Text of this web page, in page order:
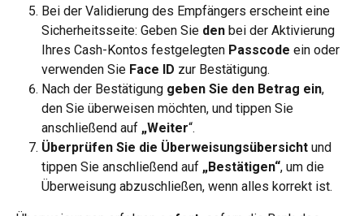
Bei der Validierung des Empfängers erscheint eine
Sicherheitsseite: Geben Sie den bei der Aktivierung
Ihres Cash-Kontos festgelegten Passcode ein oder
verwenden Sie Face ID zur Bestätigung.
Nach der Bestätigung geben Sie den Betrag ein,
den Sie überweisen möchten, und tippen Sie
anschließend auf „Weiter“.
Überprüfen Sie die Überweisungsübersicht und
tippen Sie anschließend auf „Bestätigen“, um die
Überweisung abzuschließen, wenn alles korrekt ist.